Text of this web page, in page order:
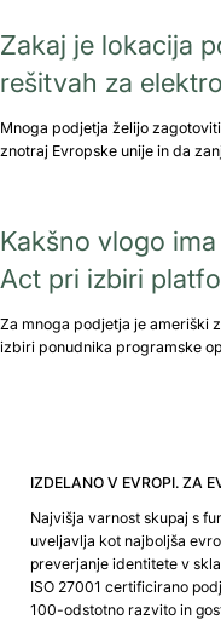
Zakaj je lokacija
rešitvah za
Mnoga podjetja želijo
znotraj Evropske unije in da
Kakšno vlogo
Act pri izbiri
Za mnoga podjetja je ameriški
izbiri ponudnika programske
IZDELANO V EVROPI. ZA
Najvišja varnost skupaj s
uveljavlja kot najboljša
preverjanje identitete v
ISO 27001 certificirano
100-odstotno razvito in